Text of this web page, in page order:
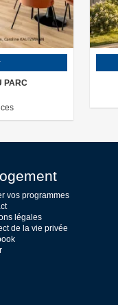
PARC
vos programmes
légales
de la vie privée